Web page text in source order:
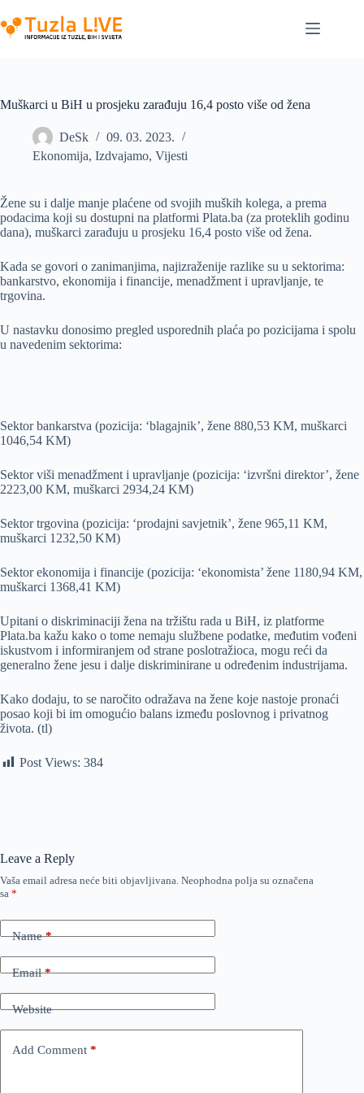
to
content
Muškarci u BiH u prosjeku zarađuju 16,4 posto više od žena
DeSk
09. 03. 2023.
Ekonomija, Izdvajamo, Vijesti
Žene su i dalje manje plaćene od svojih muških kolega, a prema
podacima koji su dostupni na platformi Plata.ba (za proteklih godinu
dana), muškarci zarađuju u prosjeku 16,4 posto više od žena.
Kada se govori o zanimanjima, najizraženije razlike su u sektorima:
bankarstvo, ekonomija i financije, menadžment i upravljanje, te
trgovina.
U nastavku donosimo pregled usporednih plaća po pozicijama i spolu
u navedenim sektorima:
Sektor bankarstva (pozicija: ‘blagajnik’, žene 880,53 KM, muškarci
1046,54 KM)
Sektor viši menadžment i upravljanje (pozicija: ‘izvršni direktor’, žene
2223,00 KM, muškarci 2934,24 KM)
Sektor trgovina (pozicija: ‘prodajni savjetnik’, žene 965,11 KM,
muškarci 1232,50 KM)
Sektor ekonomija i financije (pozicija: ‘ekonomista’ žene 1180,94 KM,
muškarci 1368,41 KM)
Upitani o diskriminaciji žena na tržištu rada u BiH, iz platforme
Plata.ba kažu kako o tome nemaju službene podatke, međutim vođeni
iskustvom i informiranjem od strane poslotražioca, mogu reći da
generalno žene jesu i dalje diskriminirane u određenim industrijama.
Kako dodaju, to se naročito odražava na žene koje nastoje pronaći
posao koji bi im omogućio balans između poslovnog i privatnog
života. (tl)
Post Views: 384
Leave a Reply
Vaša email adresa neće biti objavljivana. Neophodna polja su označena
sa *
Name*
Email*
Website
Add Comment *